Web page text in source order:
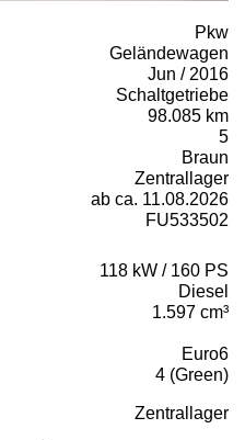
Pkw
Geländewagen
Jun / 2016
Schaltgetriebe
98.085 km
5
Braun
Zentrallager
ab ca. 11.08.2026
FU533502
118 kW / 160 PS
Diesel
1.597 cm³
Euro6
4 (Green)
Zentrallager